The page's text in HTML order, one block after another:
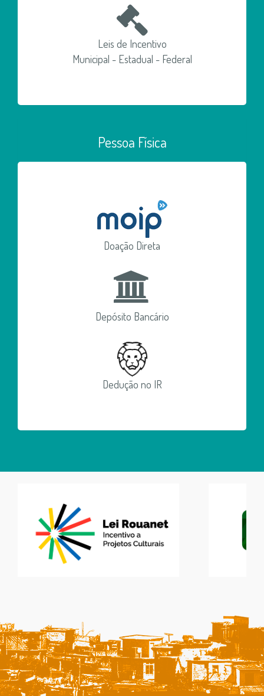
Leis de Incentivo
Municipal - Estadual - Federal
Pessoa Física
Doação Direta
Depósito Bancário
Dedução no IR